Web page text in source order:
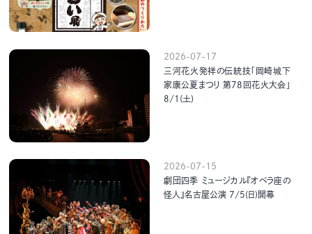
2026-07-17
三河花火発祥の伝統技「岡崎城下
家康公夏まつり 第78回花火大会」
8/1(土)
2026-07-15
劇団四季 ミュージカル『オペラ座の
怪人』名古屋公演 7/5(日)開幕